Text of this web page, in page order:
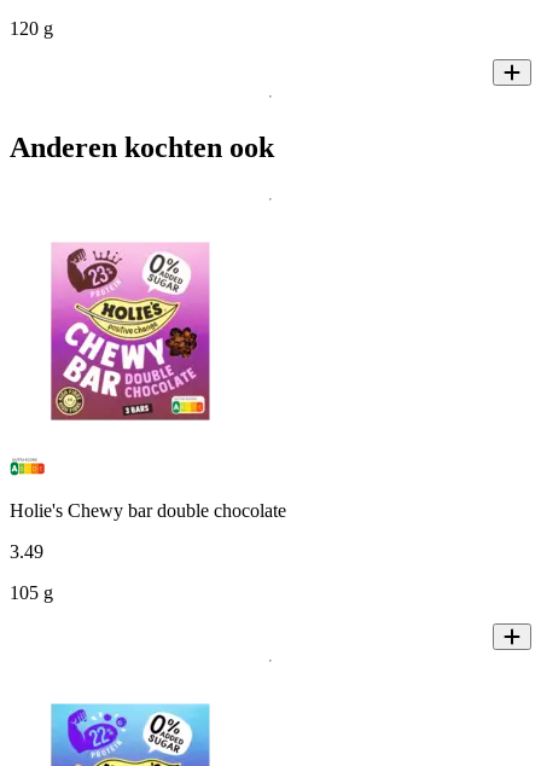
120 g
Anderen kochten ook
Holie's Chewy bar double chocolate
3.49
105 g